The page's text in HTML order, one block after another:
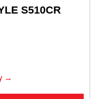
S510CR
→